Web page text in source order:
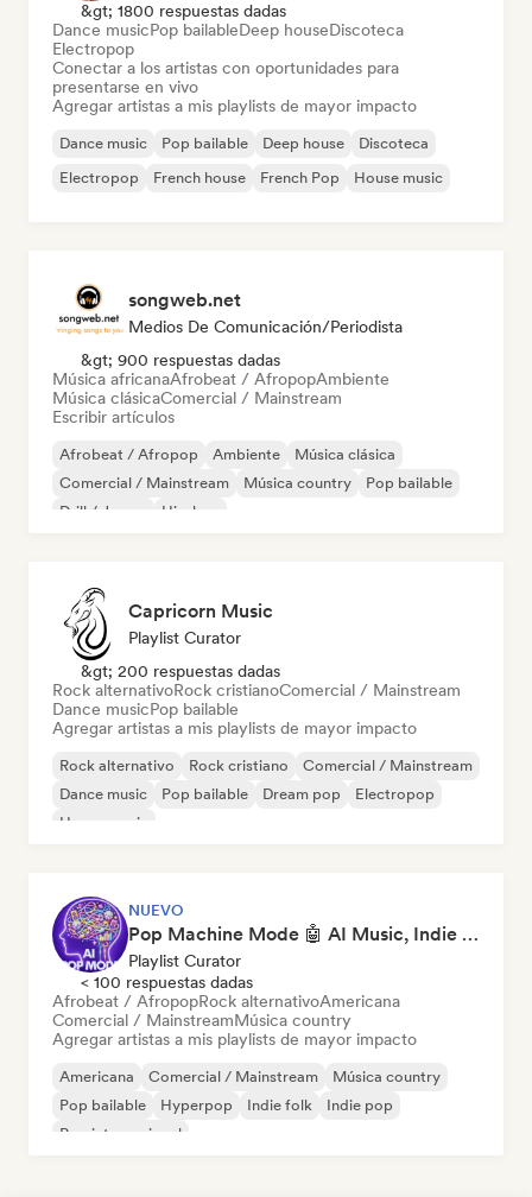
&gt; 1800 respuestas dadas
Dance musicPop bailableDeep houseDiscoteca
Electropop
Conectar a los artistas con oportunidades para
presentarse en vivo
Agregar artistas a mis playlists de mayor impacto
Dance music Pop bailable Deep house
Discoteca
Electropop
French house French Pop House music
songweb.net
Medios De Comunicación/Periodista
&gt; 900 respuestas dadas
Música africanaAfrobeat / AfropopAmbiente
Música clásicaComercial / Mainstream
Escribir artículos
Afrobeat / Afropop Ambiente
Música clásica
Comercial / Mainstream
Música country
Pop bailable
Drill / Jersey
Hip-hop
Capricorn Music
Playlist Curator
&gt; 200 respuestas dadas
Rock alternativoRock cristianoComercial / Mainstream
Dance musicPop bailable
Agregar artistas a mis playlists de mayor impacto
Rock alternativo Rock cristiano
Comercial / Mainstream
Dance music
Pop bailable Dream pop
Electropop
House music
NUEVO
Pop Machine Mode 🤖 AI Music, Indie Pop & Dream Pop
Playlist Curator
< 100 respuestas dadas
Afrobeat / AfropopRock alternativoAmericana
Comercial / MainstreamMúsica country
Agregar artistas a mis playlists de mayor impacto
Americana Comercial / Mainstream
Música country
Pop bailable
Hyperpop Indie folk
Indie pop
Pop internacional